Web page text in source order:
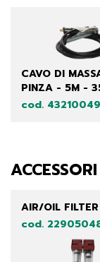
CAVO DI
PINZA - 5M -
cod. 43210049
AIR/OIL FILTER
cod.